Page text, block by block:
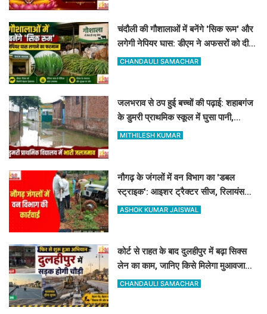
चंदौली की गौशालाओं में बनेंगे 'सिक रूम' और
लगेगी नेपियर घास: डीएम ने अफसरों को दी 1
सप्ताह की मोहलत
CHANDAULI SAMACHAR
जलभराव से ठप हुई बच्चों की पढ़ाई: शहाबगंज
के डुमरी प्राथमिक स्कूल में घुसा पानी,
ग्रामीणों ने की नाले की मांग
MITHILESH KUMAR
नौगढ़ के जंगलों में वन विभाग का 'डबल
स्ट्राइक': आइशर ट्रैक्टर सीज, रिलायंस
कंपनी की 2 ट्रैक्टर-ट्रॉली जब्त
ASHOK KUMAR JAISWAL
कोर्ट से राहत के बाद दुलहीपुर में बढ़ा सिक्स
लेन का काम, जानिए किसे मिलेगा मुआवजा
और कहां हटेगा अतिक्रमण
CHANDAULI SAMACHAR